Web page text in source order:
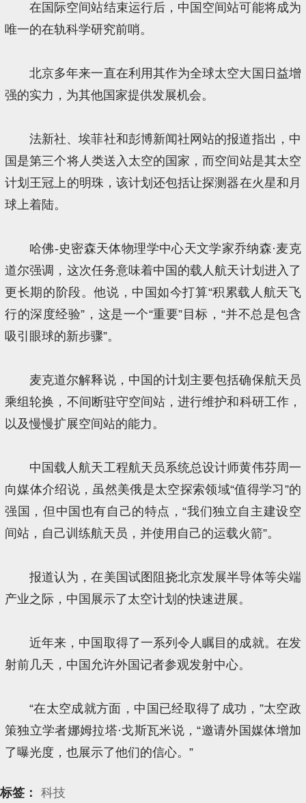
在国际空间站结束运行后，中国空间站可能将成为
唯一的在轨科学研究前哨。
北京多年来一直在利用其作为全球太空大国日益增
强的实力，为其他国家提供发展机会。
法新社、埃菲社和彭博新闻社网站的报道指出，中
国是第三个将人类送入太空的国家，而空间站是其太空
计划王冠上的明珠，该计划还包括让探测器在火星和月
球上着陆。
哈佛-史密森天体物理学中心天文学家乔纳森·麦克
道尔强调，这次任务意味着中国的载人航天计划进入了
更长期的阶段。他说，中国如今打算“积累载人航天飞
行的深度经验”，这是一个“重要”目标，“并不总是包含
吸引眼球的新步骤”。
麦克道尔解释说，中国的计划主要包括确保航天员
乘组轮换，不间断驻守空间站，进行维护和科研工作，
以及慢慢扩展空间站的能力。
中国载人航天工程航天员系统总设计师黄伟芬周一
向媒体介绍说，虽然美俄是太空探索领域“值得学习”的
强国，但中国也有自己的特点，“我们独立自主建设空
间站，自己训练航天员，并使用自己的运载火箭”。
报道认为，在美国试图阻挠北京发展半导体等尖端
产业之际，中国展示了太空计划的快速进展。
近年来，中国取得了一系列令人瞩目的成就。在发
射前几天，中国允许外国记者参观发射中心。
“在太空成就方面，中国已经取得了成功，”太空政
策独立学者娜姆拉塔·戈斯瓦米说，“邀请外国媒体增加
了曝光度，也展示了他们的信心。”
标签： 科技